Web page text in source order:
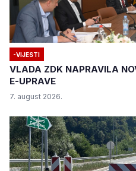
-VIJESTI
VLADA ZDK NAPRAVILA
E-UPRAVE
7. august 2026.